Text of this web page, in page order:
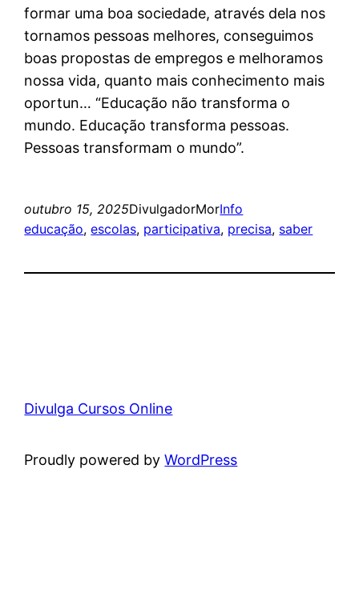
formar uma boa sociedade, através dela nos
tornamos pessoas melhores, conseguimos
boas propostas de empregos e melhoramos
nossa vida, quanto mais conhecimento mais
oportun… “Educação não transforma o
mundo. Educação transforma pessoas.
Pessoas transformam o mundo”.
outubro 15, 2025DivulgadorMorInfo
educação, escolas, participativa, precisa, saber
Divulga Cursos Online
Proudly powered byWordPress